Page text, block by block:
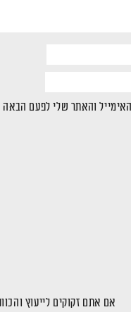
והאתר שלי לפעם הבאה
אם אתם זקוקים לייעוץ